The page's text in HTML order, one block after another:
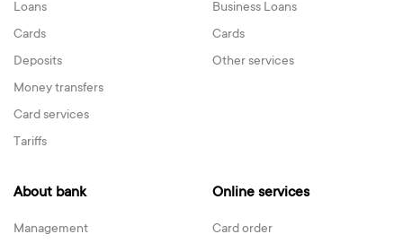
Loans
Cards
Deposits
Money transfers
Card services
Tariffs
Business Loans
Cards
Other services
About bank
Management
Online services
Card order